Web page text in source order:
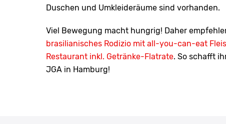
Duschen und Umkleideräume sind vorhanden.
Viel Bewegung macht hungrig! Daher
brasilianisches Rodizio mit all-you-can-eat
Restaurant inkl. Getränke-Flatrate. So schafft
JGA in Hamburg!